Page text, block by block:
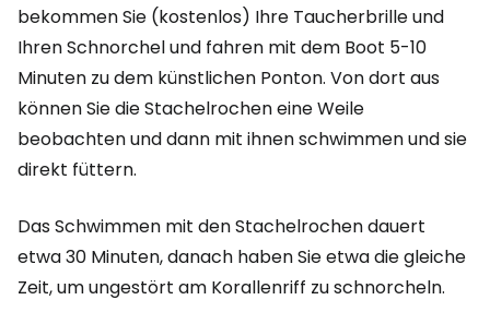
bekommen Sie (kostenlos) Ihre Taucherbrille und
Ihren Schnorchel und fahren mit dem Boot 5-10
Minuten zu dem künstlichen Ponton. Von dort aus
können Sie die Stachelrochen eine Weile
beobachten und dann mit ihnen schwimmen und sie
direkt füttern.
Das Schwimmen mit den Stachelrochen dauert
etwa 30 Minuten, danach haben Sie etwa die gleiche
Zeit, um ungestört am Korallenriff zu schnorcheln.